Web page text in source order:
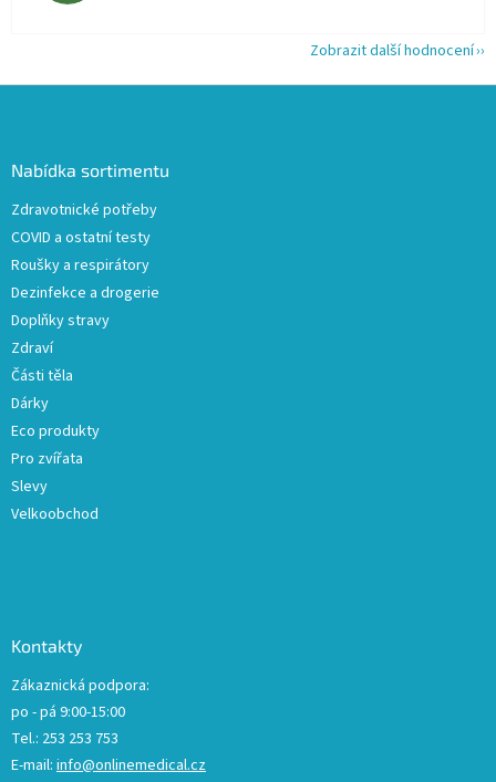
Zobrazit další hodnocení
Nabídka sortimentu
Zdravotnické potřeby
COVID a ostatní testy
Roušky a respirátory
Dezinfekce a drogerie
Doplňky stravy
Zdraví
Části těla
Dárky
Eco produkty
Pro zvířata
Slevy
Velkoobchod
Kontakty
Zákaznická podpora:
po - pá 9:00-15:00
Tel.: 253 253 753
E-mail: info@onlinemedical.cz